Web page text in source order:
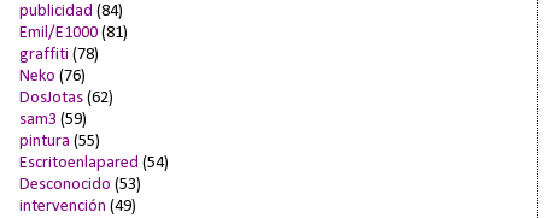
publicidad (84)
Emil/E1000 (81)
graffiti (78)
Neko (76)
DosJotas (62)
sam3 (59)
pintura (55)
Escritoenlapared (54)
Desconocido (53)
intervención (49)